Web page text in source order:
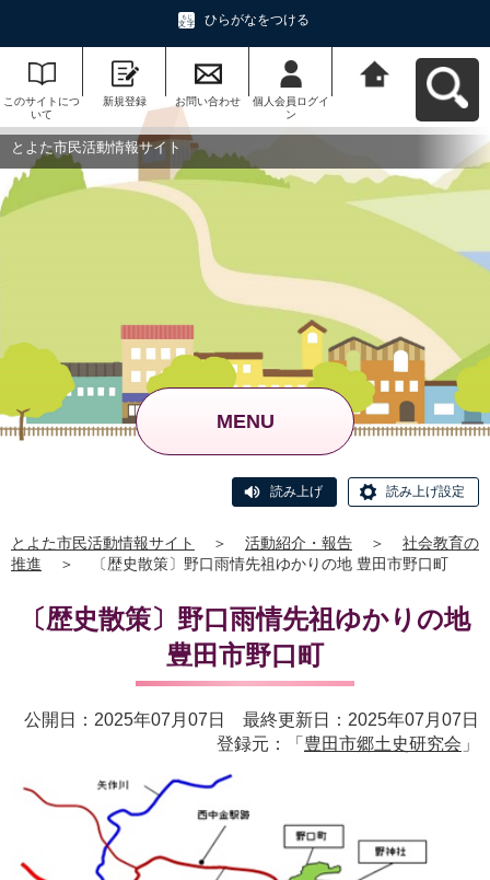
ひらがなをつける
このサイトにつ
いて
新規登録 お問い合わせ
個人会員ログイ
ン
る
とよた市民活動情報サイト
MENU
読み上げ 読み上げ設定
とよた市民活動情報サイト ＞ 活動紹介・報告 ＞
社会教育の
推進
＞ 〔歴史散策〕野口雨情先祖ゆかりの地 豊田市野口町
〔歴史散策〕野口雨情先祖ゆかりの地
豊田市野口町
公開日：2025年07月07日 最終更新日：2025年07月07日
登録元：「 豊田市郷土史研究会 」